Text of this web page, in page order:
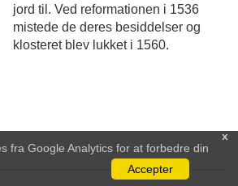
jord til. Ved reformationen i 1536
mistede de deres besiddelser og
klosteret blev lukket i 1560.
x
fra Google Analytics for at forbedre din
Accepter